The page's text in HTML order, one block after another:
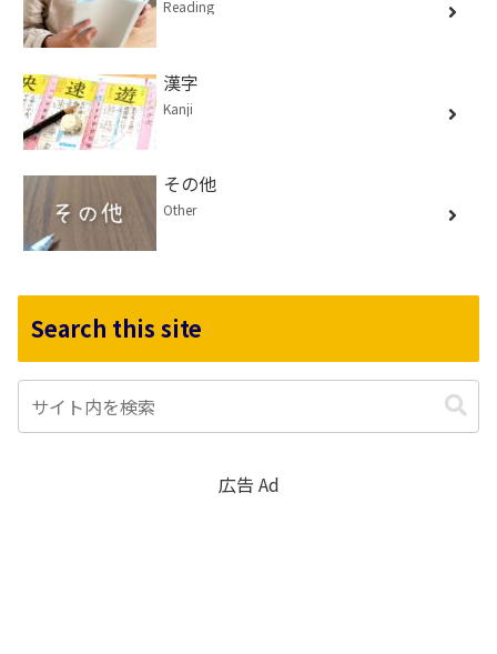
Reading
漢字
Kanji
その他
Other
Search this site
広告 Ad